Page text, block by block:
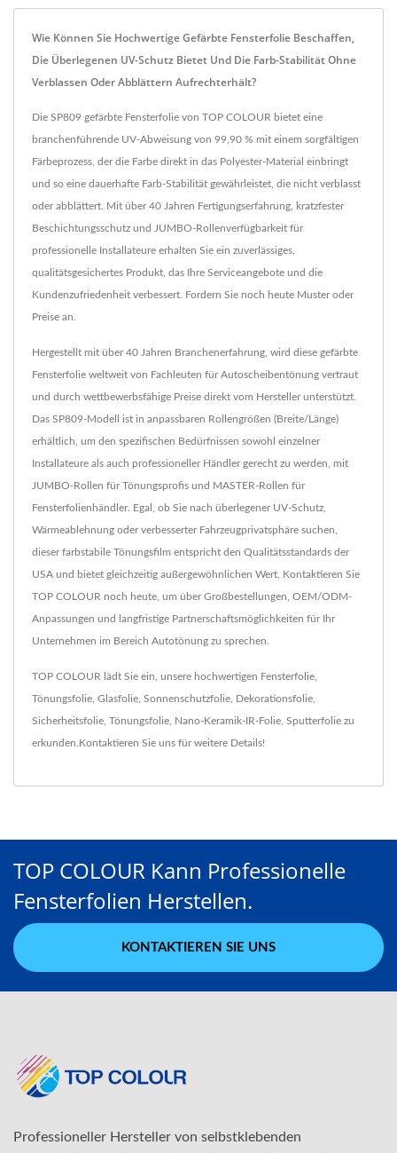
Wie Können Sie Hochwertige Gefärbte Fensterfolie Beschaffen,
Die Überlegenen UV-Schutz Bietet Und Die Farb-Stabilität Ohne
Verblassen Oder Abblättern Aufrechterhält?
Die SP809 gefärbte Fensterfolie von TOP COLOUR bietet eine
branchenführende UV-Abweisung von 99,90 % mit einem sorgfältigen
Färbeprozess, der die Farbe direkt in das Polyester-Material einbringt
und so eine dauerhafte Farb-Stabilität gewährleistet, die nicht verblasst
oder abblättert. Mit über 40 Jahren Fertigungserfahrung, kratzfester
Beschichtungsschutz und JUMBO-Rollenverfügbarkeit für
professionelle Installateure erhalten Sie ein zuverlässiges,
qualitätsgesichertes Produkt, das Ihre Serviceangebote und die
Kundenzufriedenheit verbessert. Fordern Sie noch heute Muster oder
Preise an.
Hergestellt mit über 40 Jahren Branchenerfahrung, wird diese gefärbte
Fensterfolie weltweit von Fachleuten für Autoscheibentönung vertraut
und durch wettbewerbsfähige Preise direkt vom Hersteller unterstützt.
Das SP809-Modell ist in anpassbaren Rollengrößen (Breite/Länge)
erhältlich, um den spezifischen Bedürfnissen sowohl einzelner
Installateure als auch professioneller Händler gerecht zu werden, mit
JUMBO-Rollen für Tönungsprofis und MASTER-Rollen für
Fensterfolienhändler. Egal, ob Sie nach überlegener UV-Schutz,
Wärmeablehnung oder verbesserter Fahrzeugprivatsphäre suchen,
dieser farbstabile Tönungsfilm entspricht den Qualitätsstandards der
USA und bietet gleichzeitig außergewöhnlichen Wert. Kontaktieren Sie
TOP COLOUR noch heute, um über Großbestellungen, OEM/ODM-
Anpassungen und langfristige Partnerschaftsmöglichkeiten für Ihr
Unternehmen im Bereich Autotönung zu sprechen.
TOP COLOUR lädt Sie ein, unsere hochwertigen Fensterfolie
Tönungsfolie Glasfolie Sonnenschutzfolie Dekorationsfolie
Sicherheitsfolie Tönungsfolie Nano-Keramik-IR-Folie Sputterfolie zu
erkunden. Kontaktieren Sie uns für weitere Details!
TOP COLOUR Kann Professionelle
Fensterfolien Herstellen.
KONTAKTIEREN SIE UNS
Professioneller Hersteller von selbstklebenden